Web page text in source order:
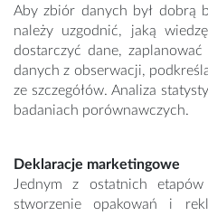
Aby zbiór danych był dobrą
należy uzgodnić, jaką
dostarczyć dane,
danych z obserwacji,
ze szczegółów. Analiza
badaniach porównawczych.
Deklaracje marketingowe
Jednym z ostatnich
stworzenie opakowań i